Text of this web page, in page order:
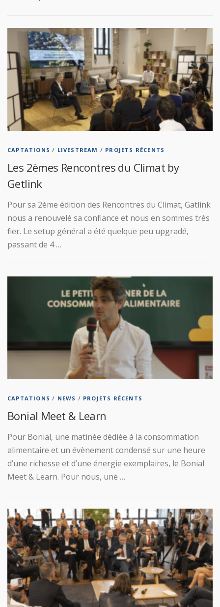
CAPTATIONS / LIVESTREAM / PROJETS RÉCENTS
Les 2èmes Rencontres du Climat by
Getlink
Pour sa 2ème édition des Rencontres du Climat, Gatlink
nous a renouvelé sa confiance et nous en sommes très
fier. Le setup général a été quelque peu upgradé,
passant de 4 …
CAPTATIONS / NEWS / PROJETS RÉCENTS
Bonial Meet & Learn
Pour Bonial, une matinée dédiée à la consommation
alimentaire et un évènement condensé sur une heure
d’une richesse et d’une énergie exemplaires, le Bonial
Meet & Learn. Pour nous, une …